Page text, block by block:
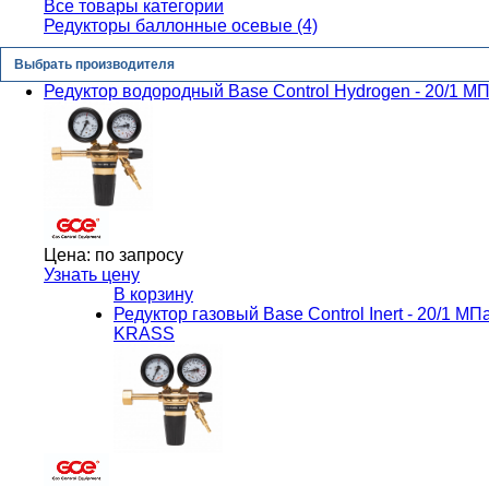
Все товары категории
Редукторы баллонные осевые (4)
Выбрать производителя
Редуктор водородный Base Control Hydrogen - 20/1
Цена: по запросу
Узнать цену
В корзину
Редуктор газовый Base Control Inert - 20/1
KRASS